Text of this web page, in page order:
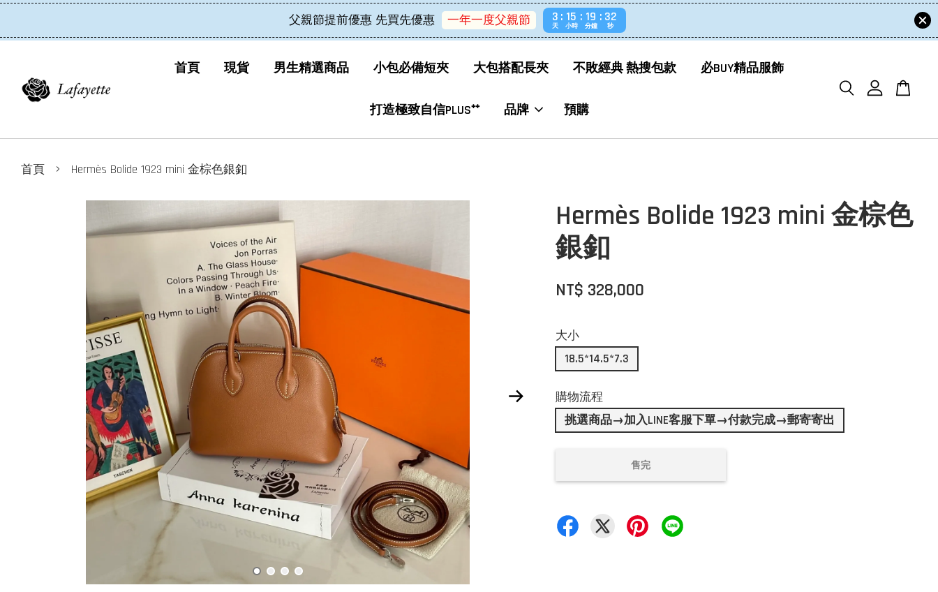
父親節提前優惠 先買先優惠 一年一度父親節 3
天
15
小時
19
分鐘
31
秒
首頁 現貨 男生精選商品 小包必備短夾 大包搭配長夾 不敗經典 熱搜包款 必BUY精品服飾
打造極致自信PLUS⁺⁺ 品牌 預購
首頁 › Hermès Bolide 1923 mini 金棕色銀釦
Hermès Bolide 1923 mini 金棕色
銀釦
NT$ 328,000
大小
18.5*14.5*7.3
購物流程
挑選商品→加入LINE客服下單→付款完成→郵寄寄出
售完